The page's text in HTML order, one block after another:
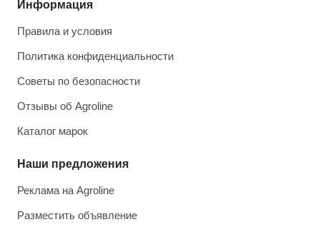
Информация
Правила и условия
Политика конфиденциальности
Советы по безопасности
Отзывы об Agroline
Каталог марок
Наши предложения
Реклама на Agroline
Разместить объявление